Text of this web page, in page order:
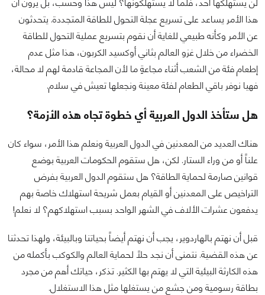
هذا الأمر يساعد على تسريع عجلة التحول للطاقة المتجددة. يتحدثون
عن الأمر وكأنه طبيعي للغاية أن نقوم بتسريع عملية التحول للطاقة
الخضراء من خلال غزو العالم بثاني أوكسيد الكربون، هذا مثل عدم
إطعام فئة من الشعب أثناء مجاعةٍ ما لأن المجاعة قادمة لهم لا محالة،
فهيا نوفر باقي الطعام لفئة معينة ونجعلها تعيش في سلام.
هل ستأخذ الدول العربية أي خطوة تجاه هذه الأزمة؟
هناك العديد من المعدنين في الدول العربية ونعلم هذا الأمر، سواء كان
علناً أو من وراء الستار. لكن، هل ستقوم الحكومات العربية بوضع
قوانين صارمة لحماية الطاقة؟ هل ستقوم الدول العربية بفرض
التراخيص على المعدنين أو القيام بعمل شريحة استهلاك خاصة بهم
يدفعون عشرات الألاف في الشهر الواحد بسبب استهلاكهم؟ لا نعلم!
قبل أن نهتم بالهاردوير، يجب أن نهتم أيضاً بحياتنا وبالبيئة، ولهذا تحدثنا
عن هذه القضية. نتمنى أن نجد حلاً لحماية العالم والكوكب بأكمله من
هذه الكارثة البيئية التي لا يهتم بها الكثير. تذكر، حياتك أهم من مجرد
بطاقة رسومية ومن جشع من يستغلها مثل هذا الاستغلال.